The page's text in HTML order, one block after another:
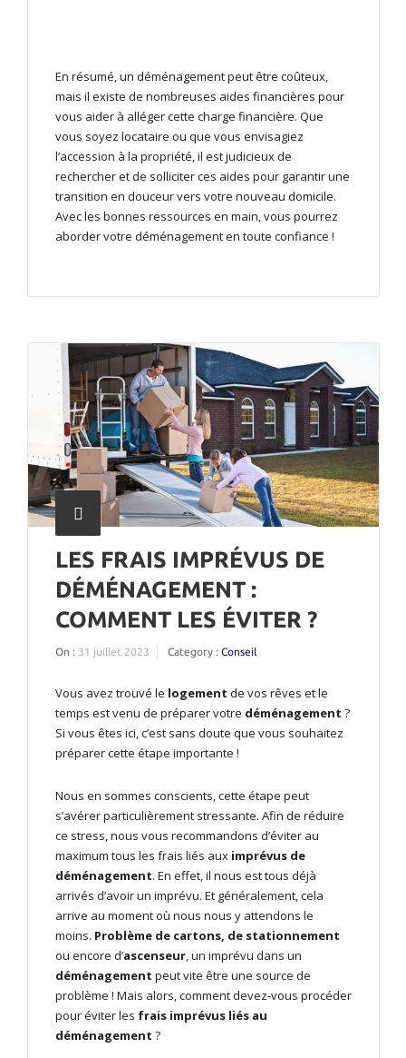
En résumé, un déménagement peut être coûteux,
mais il existe de nombreuses aides financières pour
vous aider à alléger cette charge financière. Que
vous soyez locataire ou que vous envisagiez
l’accession à la propriété, il est judicieux de
rechercher et de solliciter ces aides pour garantir une
transition en douceur vers votre nouveau domicile.
Avec les bonnes ressources en main, vous pourrez
aborder votre déménagement en toute confiance !
LES FRAIS IMPRÉVUS DE
DÉMÉNAGEMENT :
COMMENT LES ÉVITER ?
On : 31 juillet 2023 Category : Conseil
Vous avez trouvé le logement de vos rêves et le
temps est venu de préparer votre déménagement ?
Si vous êtes ici, c’est sans doute que vous souhaitez
préparer cette étape importante !
Nous en sommes conscients, cette étape peut
s’avérer particulièrement stressante. Afin de réduire
ce stress, nous vous recommandons d’éviter au
maximum tous les frais liés aux imprévus de
déménagement. En effet, il nous est tous déjà
arrivés d’avoir un imprévu. Et généralement, cela
arrive au moment où nous nous y attendons le
moins. Problème de cartons, de stationnement
ou encore d’ascenseur, un imprévu dans un
déménagement peut vite être une source de
problème ! Mais alors, comment devez-vous procéder
pour éviter les frais imprévus liés au
déménagement ?